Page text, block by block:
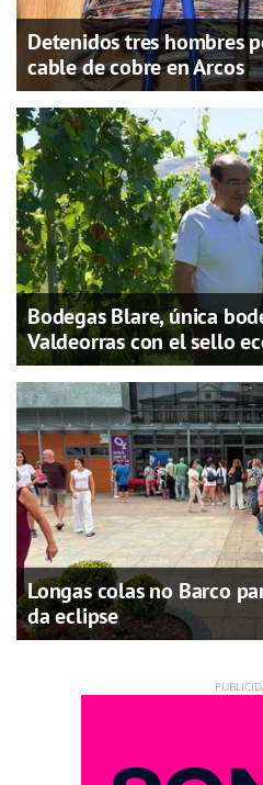
Detenidos tres hombres
cable de cobre en Arcos
Bodegas Blare, única
Valdeorras con el sello
Longas colas no Barco
da eclipse